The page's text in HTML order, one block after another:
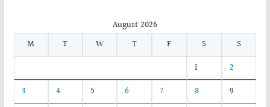
August 2026
M
T W T F S
S
1
2
3
4 5 6 7 8
9